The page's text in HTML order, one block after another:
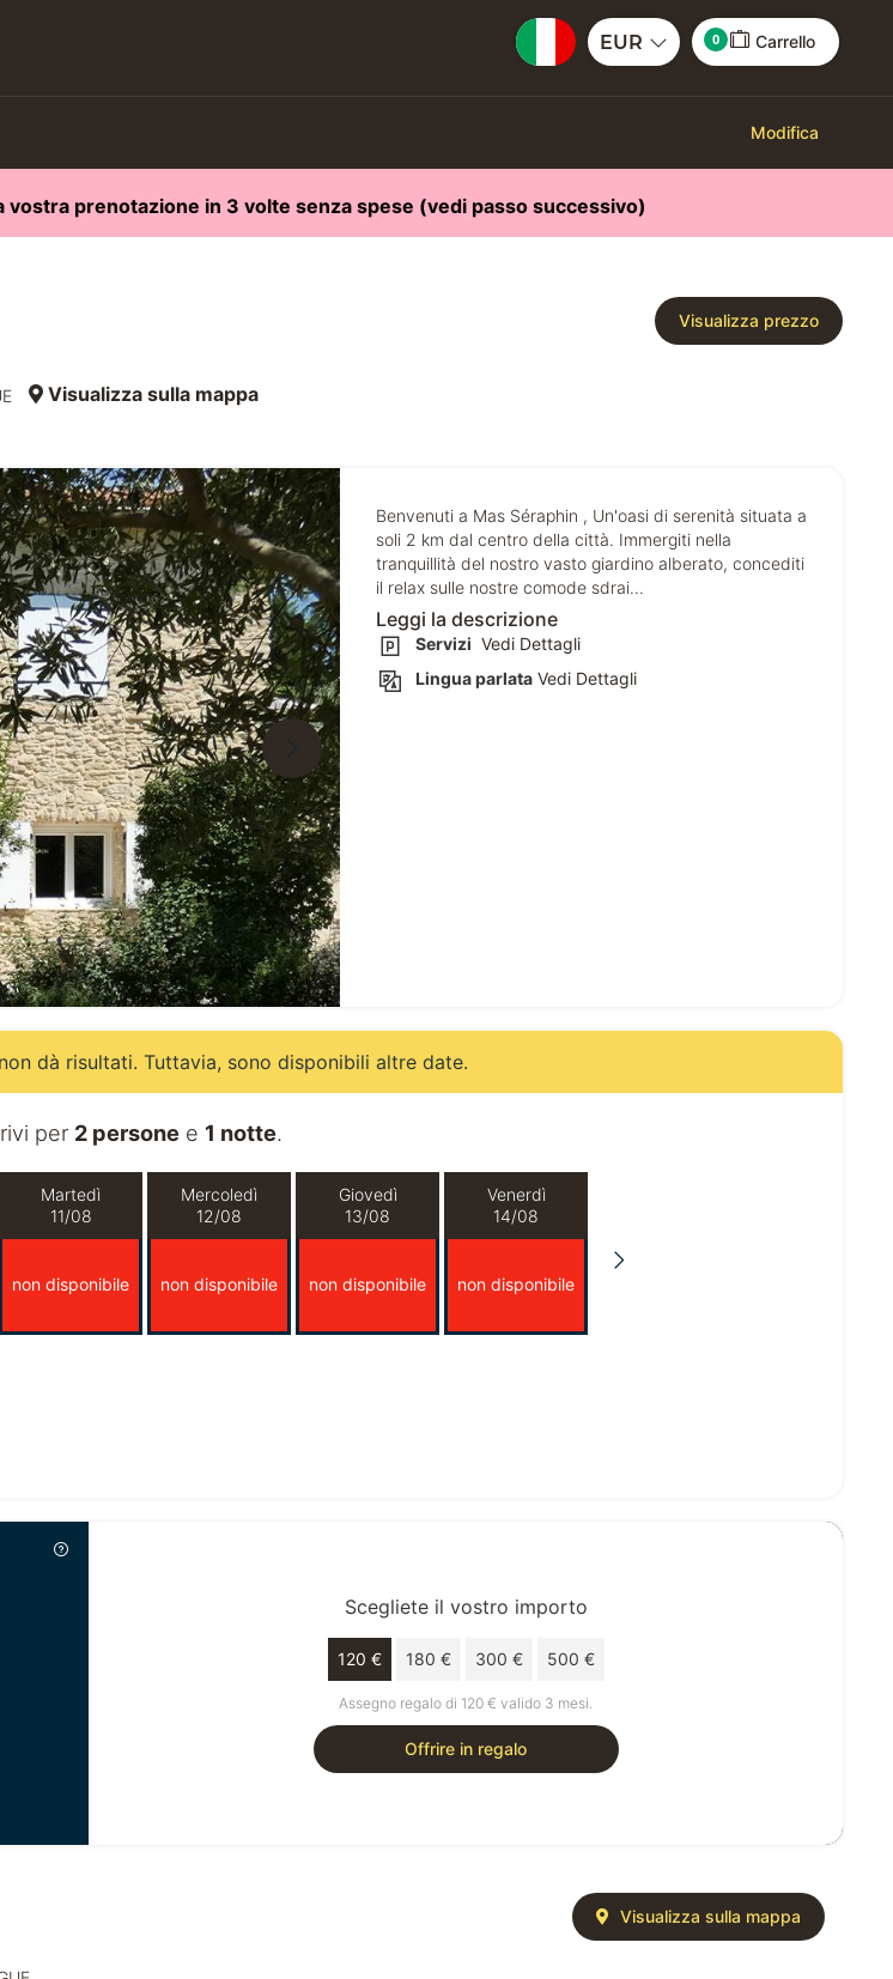
EUR 0 Carrello
Modifica
vostra prenotazione in 3 volte senza spese (vedi passo successivo)
Visualizza sulla mappa
Visualizza prezzo
Benvenuti a Mas Séraphin , Un'oasi di serenità situata a
soli 2 km dal centro della città. Immergiti nella
tranquillità del nostro vasto giardino alberato, concediti
il relax sulle nostre comode sdrai...
Leggi la descrizione
Servizi Vedi Dettagli
Lingua parlata Vedi Dettagli
dà risultati. Tuttavia, sono disponibili altre date.
per 2 persone e 1 notte.
Martedì
11/08
non disponibile
Mercoledì
12/08
non disponibile
Giovedì
13/08
non disponibile
Venerdì
14/08
non disponibile
Scegliete il vostro importo
120 € 180 € 300 € 500 €
Assegno regalo di 120 € valido 3 mesi.
Offrire in regalo
Visualizza sulla mappa